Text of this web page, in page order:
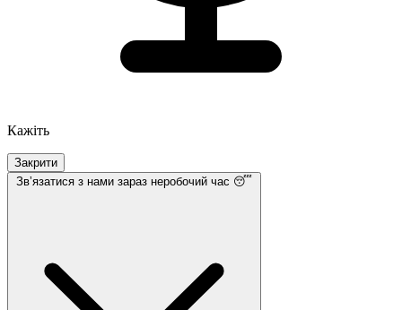
Кажіть
Закрити
Звʼязатися з нами зараз неробочий час 😴